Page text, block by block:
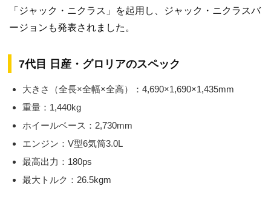
「ジャック・ニクラス」を起用し、ジャック・ニクラスバ
ージョンも発表されました。
7代目 日産・グロリアのスペック
大きさ（全長×全幅×全高）：4,690×1,690×1,435mm
重量：1,440kg
ホイールベース：2,730mm
エンジン：V型6気筒3.0L
最高出力：180ps
最大トルク：26.5kgm